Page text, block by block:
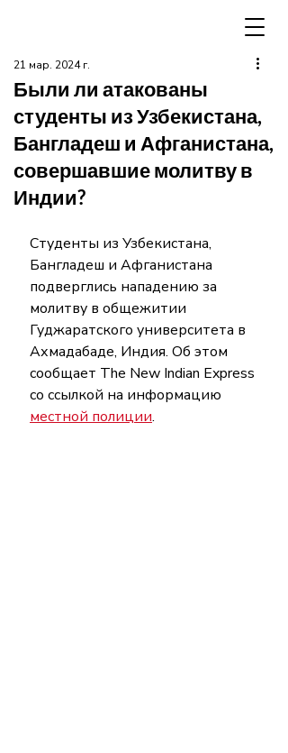
Были ли атакованы
студенты из Узбекистана,
Бангладеш и Афганистана,
совершавшие молитву в
Индии?
21 мар. 2024 г.
Студенты из Узбекистана,
Бангладеш и Афганистана
подверглись нападению за
молитву в общежитии
Гуджаратского университета в
Ахмадабаде, Индия. Об этом
сообщает The New Indian Express
со ссылкой на информацию
местной полиции.